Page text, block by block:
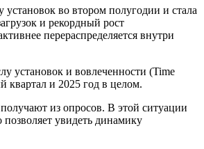
во втором полугодии и стала
и рекордный рост
перераспределяется внутри
установок и вовлеченности (Time
квартал и 2025 год в целом.
из опросов. В этой ситуации
увидеть динамику